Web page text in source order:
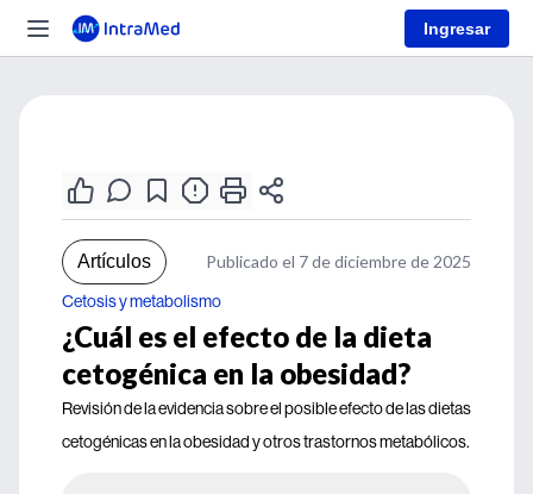
Ingresar
Artículos Publicado el 7 de diciembre de 2025
Cetosis y metabolismo
¿Cuál es el efecto de la dieta
cetogénica en la obesidad?
Revisión de la evidencia sobre el posible efecto de las dietas
cetogénicas en la obesidad y otros trastornos metabólicos.